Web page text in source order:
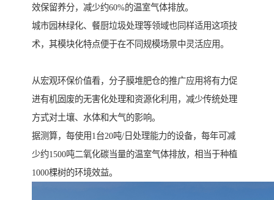
效保留养分，减少约60%的温室气体排放。
城市园林绿化、餐厨垃圾处理等领域也同样适用这项技
术，其模块化特点便于在不同规模场景中灵活应用。
从宏观环保价值看，分子膜堆肥仓的推广应用将有力促
进有机固废的无害化处理和资源化利用，减少传统处理
方式对土壤、水体和大气的影响。
据测算，每使用1台20吨/日处理能力的设备，每年可减
少约1500吨二氧化碳当量的温室气体排放，相当于种植
1000棵树的环境效益。